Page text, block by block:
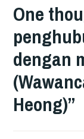
One
dengan
Heong)”